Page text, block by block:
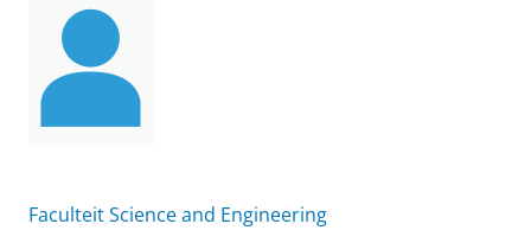
Faculteit Science and Engineering